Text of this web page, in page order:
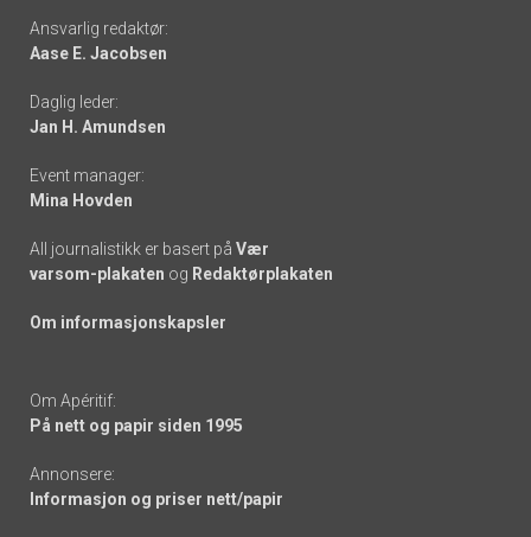
Footer
-
links
Ansvarlig redaktør:
Aase E. Jacobsen
Daglig leder:
Jan H. Amundsen
Event manager:
Mina Hovden
All journalistikk er basert på Vær
varsom-plakaten og Redaktørplakaten
Om informasjonskapsler
Om Apéritif:
På nett og papir siden 1995
Annonsere:
Informasjon og priser nett/papir